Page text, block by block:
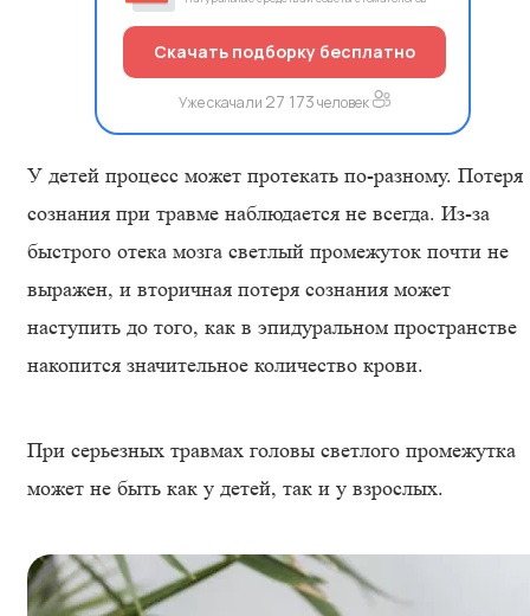
Скачать подборку бесплатно
Уже скачали 27 173человек
У детей процесс может протекать по-разному. Потеря
сознания при травме наблюдается не всегда. Из-за
быстрого отека мозга светлый промежуток почти не
выражен, и вторичная потеря сознания может
наступить до того, как в эпидуральном пространстве
накопится значительное количество крови.
При серьезных травмах головы светлого промежутка
может не быть как у детей, так и у взрослых.